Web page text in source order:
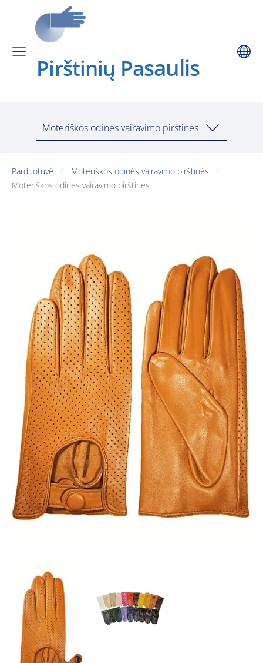
Pirštinių Pasaulis
Moteriškos odinės vairavimo pirštinės
Parduotuvė
Moteriškos odinės vairavimo pirštinės
Moteriškos odinės vairavimo pirštinės